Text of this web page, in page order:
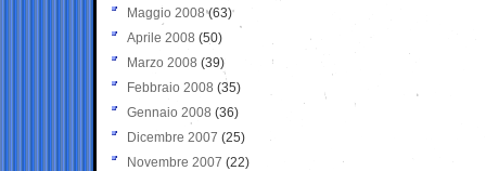
Maggio 2008(63)
Aprile 2008 (50)
Marzo 2008 (39)
Febbraio 2008 (35)
Gennaio 2008 (36)
Dicembre 2007 (25)
Novembre 2007 (22)